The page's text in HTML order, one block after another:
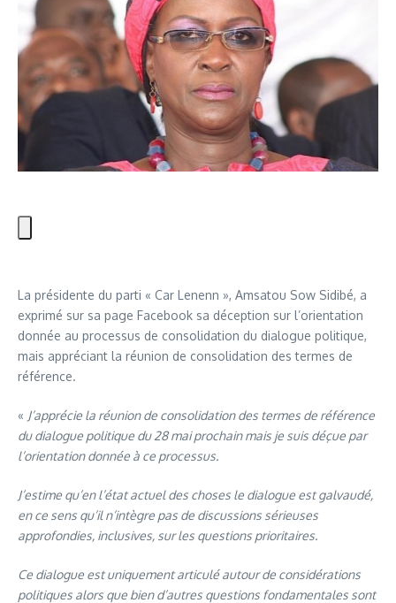
La présidente du parti « Car Lenenn », Amsatou Sow Sidibé, a
exprimé sur sa page Facebook sa déception sur l’orientation
donnée au processus de consolidation du dialogue politique,
mais appréciant la réunion de consolidation des termes de
référence.
« J’apprécie la réunion de consolidation des termes de référence
du dialogue politique du 28 mai prochain mais je suis déçue par
l’orientation donnée à ce processus.
J’estime qu’en l’état actuel des choses le dialogue est galvaudé,
en ce sens qu’il n’intègre pas de discussions sérieuses
approfondies, inclusives, sur les questions prioritaires.
Ce dialogue est uniquement articulé autour de considérations
politiques alors que bien d’autres questions fondamentales sont